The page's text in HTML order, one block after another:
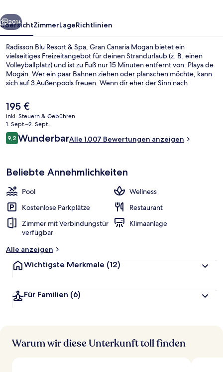
Canaria
Mogan
Weiter
201+
ÜbersichtZimmerLageRichtlinien
Radisson Blu Resort & Spa, Gran Canaria Mogan bietet ein
vielseitiges Freizeitangebot für deinen Strandurlaub (z. B. einen
Volleyballplatz) und ist zu Fuß nur 15 Minuten entfernt von: Playa de
Mogán. Wer ein paar Bahnen ziehen oder planschen möchte, kann
sich auf 3 Außenpools freuen. Wenn dir eher der Sinn nach
klassischen Massagen, Ganzkörperwickeln und Aromatherapie
verwöhnen lassen. The Larder, eins von 2 Restaurants, serviert lokale
und internationale Küche und ist zum Frühstück und Abendessen
geöffnet. Als weitere Highlights bietet dieses Hotel im luxuriösen
Stil 2 Poolbars, eine Loungebar und einen rund um die Uhr
geöffneten Fitnessbereich. Andere Reisende haben viel Gutes über
Der
aktuelle
Preis
beträgt
195 €.
195 €
inkl. Steuern & Gebühren
1. Sept.–2. Sept.
Bewertungen
9,29,2 von 10.
WunderbarAlle 1.007 Bewertungen anzeigen
Beliebte Annehmlichkeiten
Pool
Wellness
Kostenlose Parkplätze
Restaurant
Zimmer mit Verbindungstür
verfügbar
Klimaanlage
Alle anzeigen
Wichtigste Merkmale (12)
Für Familien (6)
Warum wir diese Unterkunft toll finden